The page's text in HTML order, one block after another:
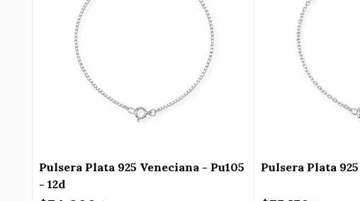
Pulsera Plata 925 Veneciana - Pu105
- 12d
Pulsera Plata